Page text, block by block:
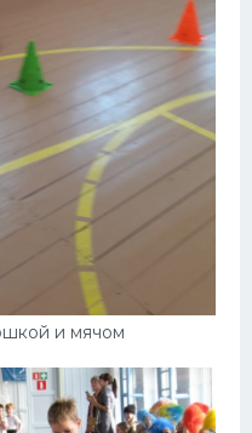
и мячом